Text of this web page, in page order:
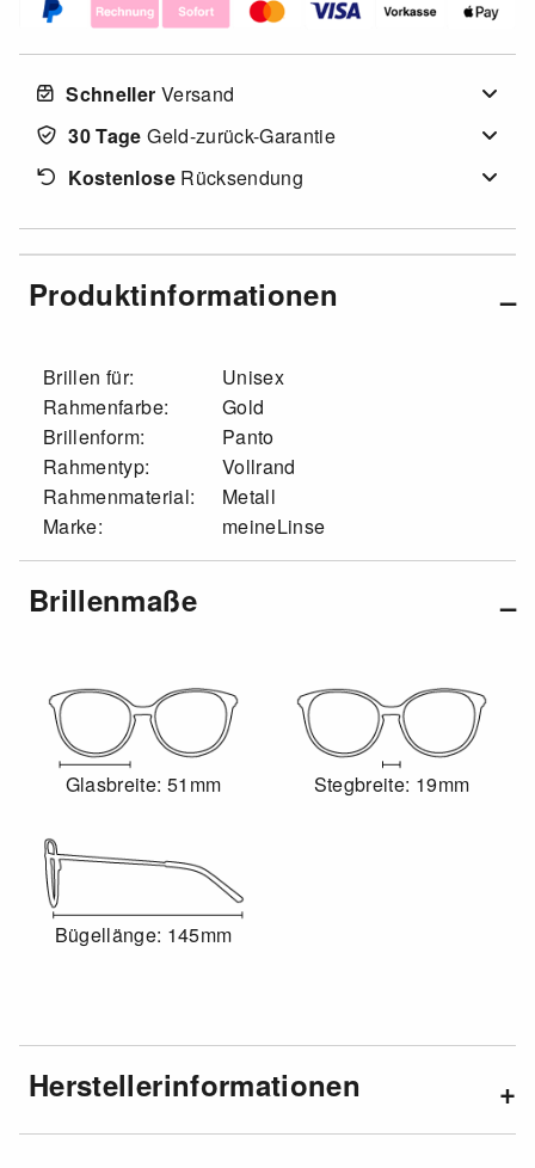
Schneller Versand
30 Tage Geld-zurück-Garantie
KostenloseRücksendung
Produktinformationen
Brillen für:
Unisex
Rahmenfarbe:
Gold
Brillenform:
Panto
Rahmentyp:
Vollrand
Rahmenmaterial:
Metall
Marke:
meineLinse
Brillenmaße
Glasbreite: 51mm Stegbreite: 19mm
Bügellänge: 145mm
Herstellerinformationen